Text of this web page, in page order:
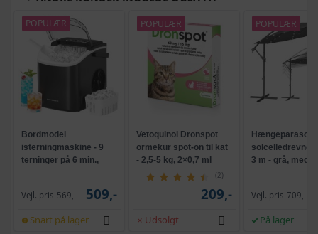
POPULÆR
Bordmodel
isterningmaskine - 9
terninger på 6 min.,
Vejl. pris 569,- 509,-
Snart på lager
POPULÆR
Vetoquinol Dronspot
ormekur spot-on til kat
- 2,5-5 kg, 2×0,7 ml
(2)
209,-
Udsolgt
POPULÆR
Hængeparasols
solcelledrevne
3 m - grå, med
Vejl. pris 709,-
På lager